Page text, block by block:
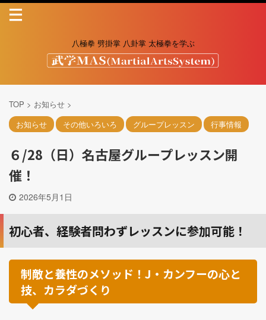
八極拳 劈掛掌 八卦掌 太極拳を学ぶ
TOP > お知らせ >
お知らせ
その他いろいろ グループレッスン 行事情報
６/28（日）名古屋グループレッスン開
催！
2026年5月1日
初心者、経験者問わずレッスンに参加可能！
制敵と養性のメソッド！J・カンフーの心と
技、カラダづくり